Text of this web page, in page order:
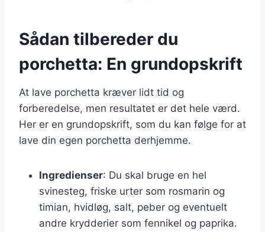
Sådan tilbereder du
porchetta: En grundopskrift
At lave porchetta kræver lidt tid og
forberedelse, men resultatet er det hele værd.
Her er en grundopskrift, som du kan følge for at
lave din egen porchetta derhjemme.
Ingredienser: Du skal bruge en hel
svinesteg, friske urter som rosmarin og
timian, hvidløg, salt, peber og eventuelt
andre krydderier som fennikel og paprika.